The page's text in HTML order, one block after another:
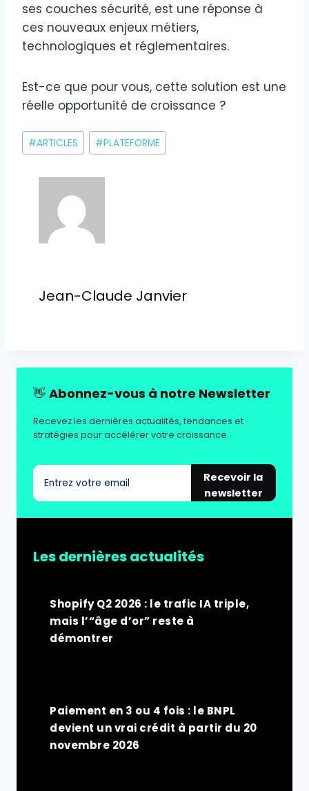
ses couches sécurité, est une réponse à
ces nouveaux enjeux métiers,
technologiques et réglementaires.
Est-ce que pour vous, cette solution est une
réelle opportunité de croissance ?
Étiquettes
de
#ARTICLES #PLATEFORME
Jean-Claude Janvier
👋 Abonnez-vous à notre Newsletter
Recevez les dernières actualités, tendances et
stratégies pour accélérer votre croissance.
Recevoir la
newsletter
Les dernières actualités
Shopify Q2 2026 : le trafic IA triple,
mais l’“âge d’or” reste à
démontrer
Paiement en 3 ou 4 fois : le BNPL
devient un vrai crédit à partir du 20
novembre 2026